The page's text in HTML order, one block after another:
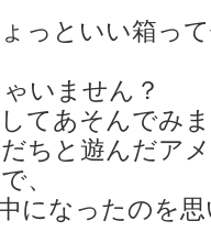
っといい箱っ
いません？
てあそんでみ
ちと遊んだア
、
になったのを